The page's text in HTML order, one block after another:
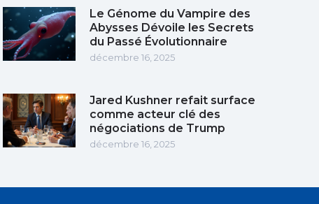
Le Génome du Vampire des
Abysses Dévoile les Secrets
du Passé Évolutionnaire
décembre 16, 2025
Jared Kushner refait surface
comme acteur clé des
négociations de Trump
décembre 16, 2025